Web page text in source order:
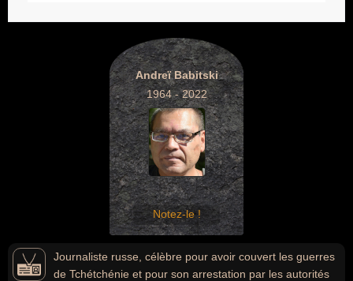
Andreï Babitski
1964 - 2022
Notez-le !
Journaliste russe, célèbre pour avoir couvert les guerres
de Tchétchénie et pour son arrestation par les autorités